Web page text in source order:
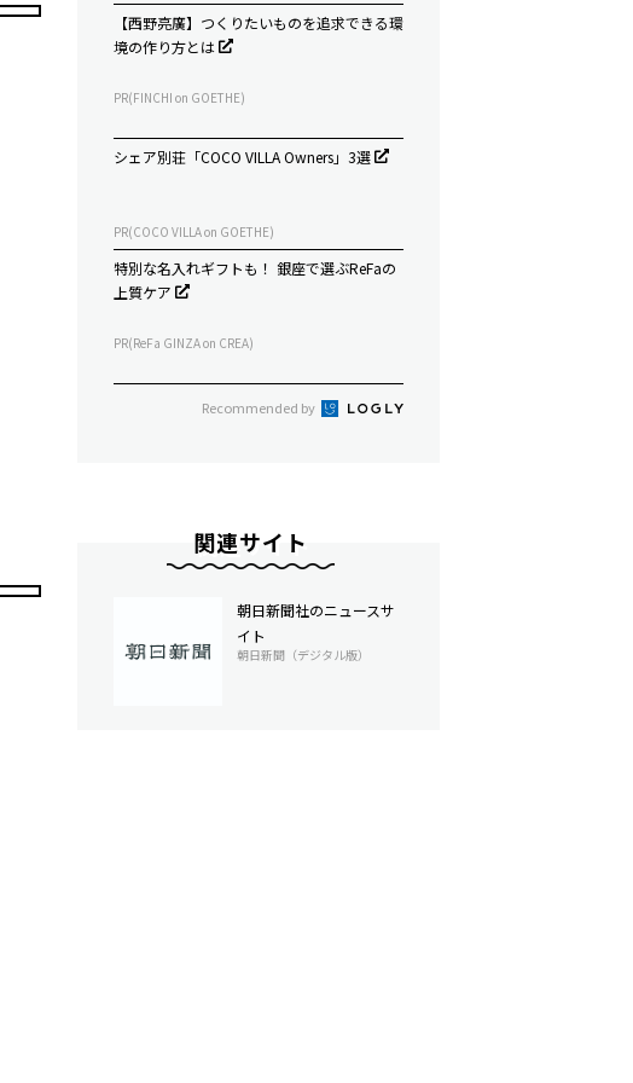
【西野亮廣】つくりたいものを追求できる環
境の作り方とは
PR(FINCHI on GOETHE)
シェア別荘「COCO VILLA Owners」3選
PR(COCO VILLA on GOETHE)
特別な名入れギフトも！ 銀座で選ぶReFaの
上質ケア
PR(ReFa GINZA on CREA)
Recommended by
関連サイト
朝日新聞社のニュースサ
イト
朝日新聞（デジタル版）